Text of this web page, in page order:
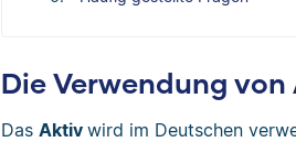
Die Verwendung
Das Aktiv wird im Deutschen